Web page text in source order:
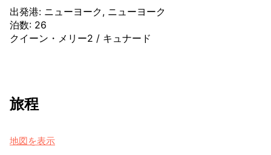
出発港: ニューヨーク, ニューヨーク
泊数: 26
クイーン・メリー2 / キュナード
旅程
地図を表示